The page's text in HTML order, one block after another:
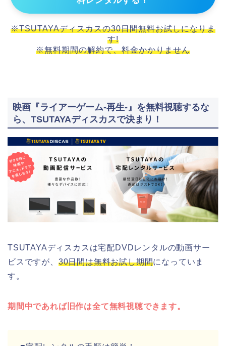
※TSUTAYAディスカスの30日間無料お試しになりま
す!
※無料期間の解約で、料金かかりません
映画『ライアーゲーム-再生-』を無料視聴するな
ら、TSUTAYAディスカスで決まり！
TSUTAYAディスカスは宅配DVDレンタルの動画サー
ビスですが、 30日間は無料お試し期間になっていま
す。
期間中であれば旧作は全て無料視聴できます。